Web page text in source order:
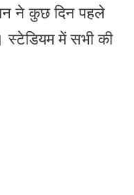
ने कुछ दिन पहले
स्टेडियम में सभी की